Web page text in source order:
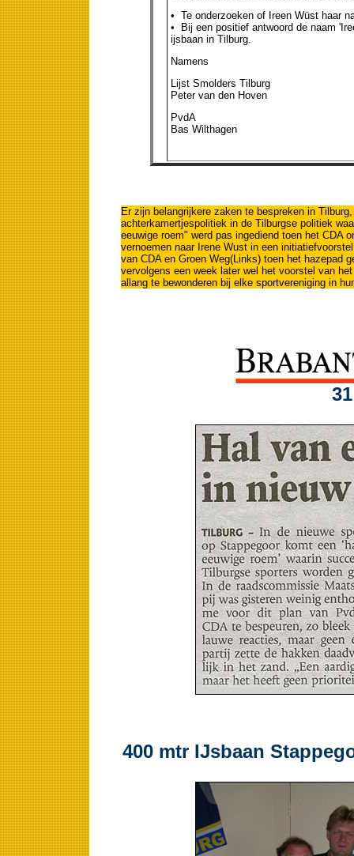
• Te onderzoeken of Ireen Wüst haar
• Bij een positief antwoord de naam
ijsbaan in Tilburg.
Namens
Lijst Smolders Tilburg
Peter van den Hoven
PvdA
Bas Wilthagen
Er zijn belangrijkere zaken te bespreken in
achterkamertjespolitiek in de Tilburgse politiek
eeuwige roem" werd pas ingediend toen het CDA
vernoemen naar Irene Wust in een
van CDA en Groen Weg(Links) toen het hazepad
vervolgens een week later wel het voorstel van
allang te bewonderen bij elke sportvereniging in
400 mtr IJsbaan